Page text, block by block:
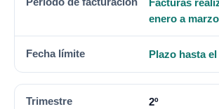
enero a marzo
Plazo hasta
2º